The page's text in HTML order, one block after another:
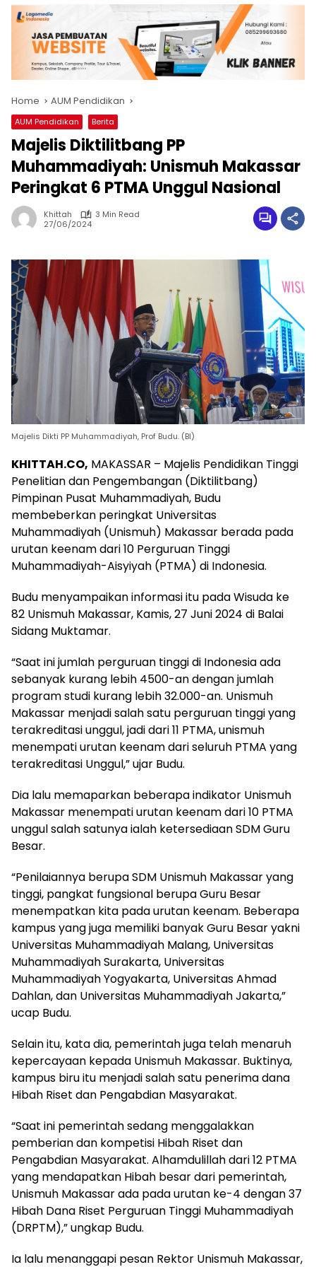
Home AUM Pendidikan
AUM Pendidikan Berita
Majelis Diktilitbang PP
Muhammadiyah: Unismuh Makassar
Peringkat 6 PTMA Unggul Nasional
Khittah
3 Min Read
27/06/2024
Majelis Dikti PP Muhammadiyah, Prof Budu. (BI)
KHITTAH.CO, MAKASSAR – Majelis Pendidikan Tinggi
Penelitian dan Pengembangan (Diktilitbang)
Pimpinan Pusat Muhammadiyah, Budu
membeberkan peringkat Universitas
Muhammadiyah (Unismuh) Makassar berada pada
urutan keenam dari 10 Perguruan Tinggi
Muhammadiyah-Aisyiyah (PTMA) di Indonesia.
Budu menyampaikan informasi itu pada Wisuda ke
82 Unismuh Makassar, Kamis, 27 Juni 2024 di Balai
Sidang Muktamar.
“Saat ini jumlah perguruan tinggi di Indonesia ada
sebanyak kurang lebih 4500-an dengan jumlah
program studi kurang lebih 32.000-an. Unismuh
Makassar menjadi salah satu perguruan tinggi yang
terakreditasi unggul, jadi dari 11 PTMA, unismuh
menempati urutan keenam dari seluruh PTMA yang
terakreditasi Unggul,” ujar Budu.
Dia lalu memaparkan beberapa indikator Unismuh
Makassar menempati urutan keenam dari 10 PTMA
unggul salah satunya ialah ketersediaan SDM Guru
Besar.
“Penilaiannya berupa SDM Unismuh Makassar yang
tinggi, pangkat fungsional berupa Guru Besar
menempatkan kita pada urutan keenam. Beberapa
kampus yang juga memiliki banyak Guru Besar yakni
Universitas Muhammadiyah Malang, Universitas
Muhammadiyah Surakarta, Universitas
Muhammadiyah Yogyakarta, Universitas Ahmad
Dahlan, dan Universitas Muhammadiyah Jakarta,”
ucap Budu.
Selain itu, kata dia, pemerintah juga telah menaruh
kepercayaan kepada Unismuh Makassar. Buktinya,
kampus biru itu menjadi salah satu penerima dana
Hibah Riset dan Pengabdian Masyarakat.
“Saat ini pemerintah sedang menggalakkan
pemberian dan kompetisi Hibah Riset dan
Pengabdian Masyarakat. Alhamdulillah dari 12 PTMA
yang mendapatkan Hibah besar dari pemerintah,
Unismuh Makassar ada pada urutan ke-4 dengan 37
Hibah Dana Riset Perguruan Tinggi Muhammadiyah
(DRPTM),” ungkap Budu.
Ia lalu menanggapi pesan Rektor Unismuh Makassar,